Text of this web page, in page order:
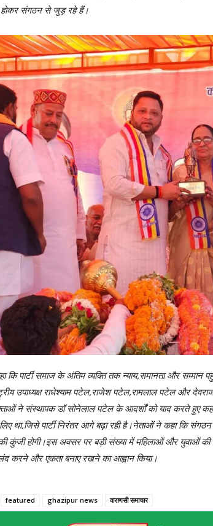
होकर संगठन से जुड़ रहे हैं।
कि पार्टी समाज के अंतिम व्यक्ति तक न्याय,समानता और सम्मान
उपाध्यक्ष राधेश्याम पटेल,राजेश पटेल,रामलाल पटेल और
ने संस्थापक डॉ सोनेलाल पटेल के आदर्शों को याद करते हुए
था,जिसे पार्टी निरंतर आगे बढ़ा रही है।नेताओं ने कहा कि
कुंजी होगी।इस अवसर पर बड़ी संख्या में महिलाओं और युवाओं की
करने और एकता बनाए रखने का आह्वान किया।
featured ghazipur news वाराणसी समाचार